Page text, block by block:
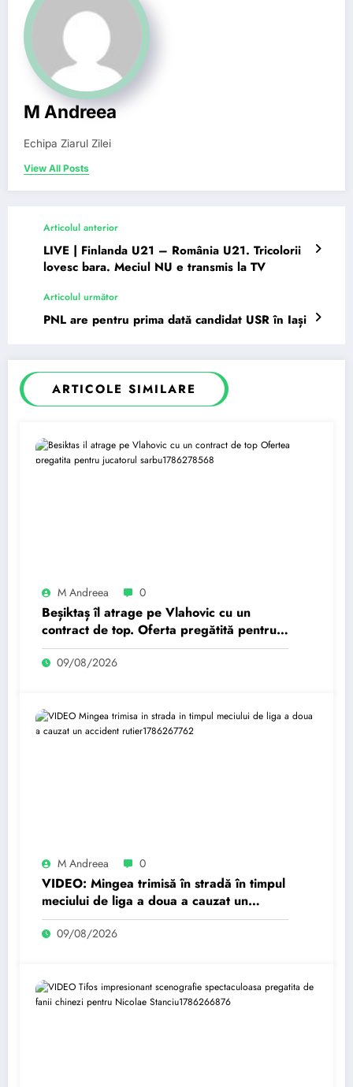
M Andreea
Echipa Ziarul Zilei
View All Posts
Articolul anterior
LIVE | Finlanda U21 – România U21. Tricolorii
lovesc bara. Meciul NU e transmis la TV
Articolul următor
PNL are pentru prima dată candidat USR în Iași
ARTICOLE SIMILARE
M Andreea 0
Beșiktaș îl atrage pe Vlahovic cu un
contract de top. Oferta pregătită pentru
jucătorul sârbu.
09/08/2026
M Andreea 0
VIDEO: Mingea trimisă în stradă în timpul
meciului de liga a doua a cauzat un
accident rutier
09/08/2026